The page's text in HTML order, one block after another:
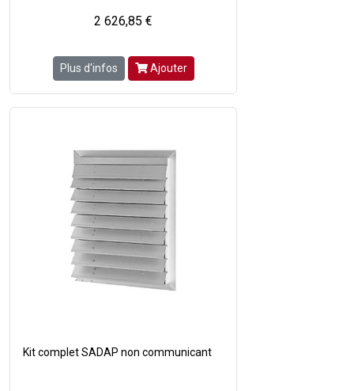
2 626,85 €
Plus d'infos Ajouter
Kit complet SADAP non communicant